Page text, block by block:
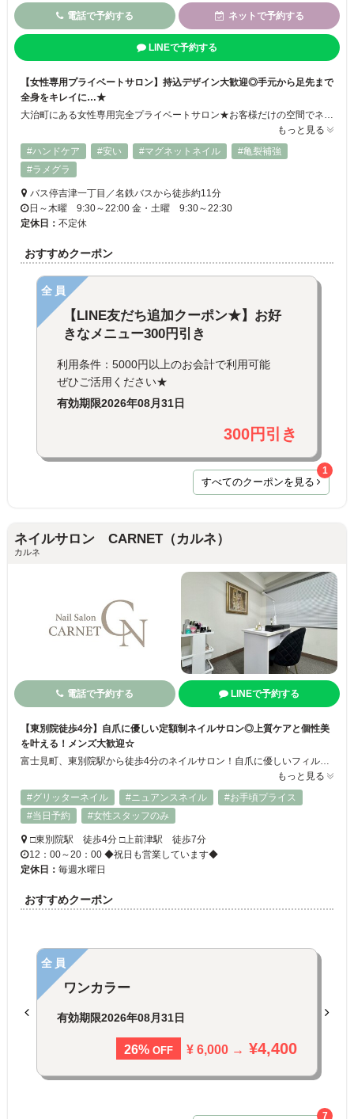
電話で予約する ネットで予約する
LINEで予約する
【女性専用プライベートサロン】持込デザイン大歓迎◎手元から足先まで
全身をキレイに…★
大治町にある女性専用完全プライベートサロン★お客様だけの空間でネイルをはじめアロマトリートメントやフェイシャル・痩身エステ、よもぎ蒸しなどなど幅広いメニューで女性がキレイになるお手伝いをしています！人気のネイルメニューは持ち込みデザイン大歓迎！高い再現性でご満足いただける施術を心がけています。夜遅くまで営業していますのでお仕事帰りにも是非お越しください◎
もっと見る
#ハンドケア
#安い #マグネットネイル
#亀裂補強
#ラメグラ
バス停吉津一丁目／名鉄バスから徒歩約11分
日～木曜 9:30～22:00 金・土曜 9:30～22:30
定休日： 不定休
おすすめクーポン
全員
【LINE友だち追加クーポン★】お好
きなメニュー300円引き
利用条件：5000円以上のお会計で利用可能
ぜひご活用ください★
有効期限2026年08月31日
300円引き
すべてのクーポンを見る
1
ネイルサロン CARNET（カルネ）
カルネ
電話で予約する LINEで予約する
【東別院徒歩4分】自爪に優しい定額制ネイルサロン◎上質ケアと個性美
を叶える！メンズ大歓迎☆
もっと見る
#グリッターネイル
#ニュアンスネイル
#お手頃プライス
#当日予約
#女性スタッフのみ
□東別院駅 徒歩4分 □上前津駅 徒歩7分
12：00～20：00 ◆祝日も営業しています◆
定休日： 毎週水曜日
おすすめクーポン
全員
ワンカラー
有効期限2026年08月31日
26% OFF ¥ 6,000 → ¥4,400
7